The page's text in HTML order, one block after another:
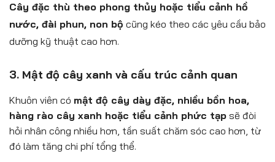
Cây đặc thù theo phong thủy hoặc tiểu cảnh hồ
nước, đài phun, non bộ cũng kéo theo các yêu cầu bảo
dưỡng kỹ thuật cao hơn.
3. Mật độ cây xanh và cấu trúc cảnh quan
Khuôn viên có mật độ cây dày đặc, nhiều bồn hoa,
hàng rào cây xanh hoặc tiểu cảnh phức tạp sẽ đòi
hỏi nhân công nhiều hơn, tần suất chăm sóc cao hơn, từ
đó làm tăng chi phí tổng thể.